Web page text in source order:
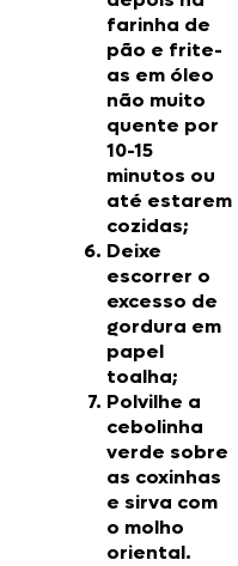
farinha de
pão e frite-
as em óleo
não muito
quente por
10-15
minutos ou
até estarem
cozidas;
Deixe
escorrer o
excesso de
gordura em
papel
toalha;
Polvilhe a
cebolinha
verde sobre
as coxinhas
e sirva com
o molho
oriental.